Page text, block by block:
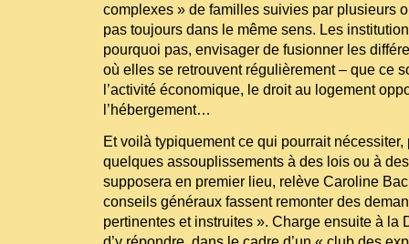
complexes » de familles suivies par plusieurs
pas toujours dans le même sens. Les
pourquoi pas, envisager de fusionner les
où elles se retrouvent régulièrement – que ce
l’activité économique, le droit au logement
l’hébergement…
Et voilà typiquement ce qui pourrait nécessiter,
quelques assouplissements à des lois ou à
supposera en premier lieu, relève Caroline
conseils généraux fassent remonter des
pertinentes et instruites ». Charge ensuite à la